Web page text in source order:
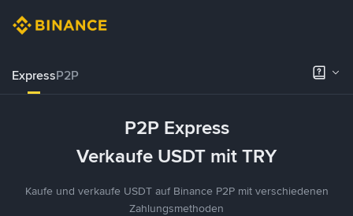
ExpressP2P
P2P Express
Verkaufe USDT mit TRY
Kaufe und verkaufe USDT auf Binance P2P mit verschiedenen
Zahlungsmethoden